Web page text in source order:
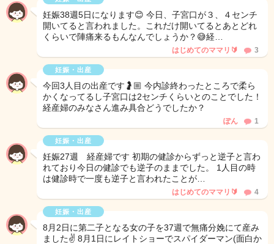
妊娠38週5日になります😊 今日、子宮口が３、４センチ
開いてると言われました。これだけ開いてるとあとどれ
くらいで陣痛来るもんなんでしょうか？😅経…
はじめてのママリ🔰 3
妊娠・出産
今回3人目の出産です🤰🏼 今内診終わったところで柔ら
かくなってるし子宮口は2センチくらいとのことでした！
経産婦のみなさん進み具合どうでしたか？
ぽん 1
妊娠・出産
妊娠27週 経産婦です 初期の健診からずっと逆子と言わ
れており今日の健診でも逆子のままでした。 1人目の時
は健診時で一度も逆子と言われたことが…
はじめてのママリ🔰 4
妊娠・出産
8月2日に第二子となる女の子を37週で無痛分娩にて産み
ました✌️ 8月1日にレイトショーでスパイダーマン(面白か